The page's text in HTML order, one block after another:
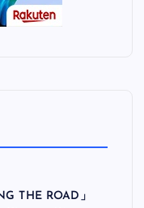
THE ROAD」